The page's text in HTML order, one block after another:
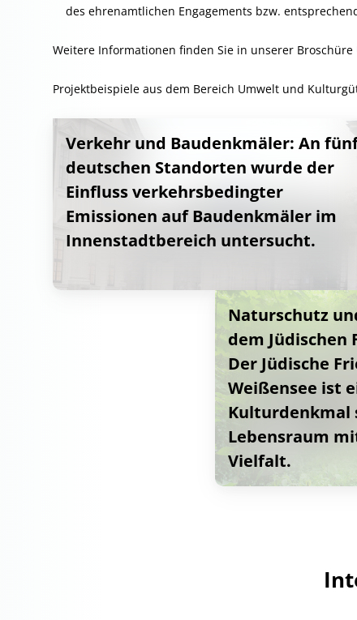
des ehrenamtlichen Engagements bzw.
Weitere Informationen finden Sie in unserer Broschüre
Projektbeispiele aus dem Bereich Umwelt und
Verkehr und Baudenkmäler: An
deutschen Standorten wurde der
Einfluss verkehrsbedingter
Emissionen auf Baudenkmäler im
Innenstadtbereich untersucht.
Naturschutz
dem Jüdischen
Der Jüdische
Weißensee ist
Kulturdenkmal
Lebensraum
Vielfalt.